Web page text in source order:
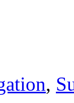
,